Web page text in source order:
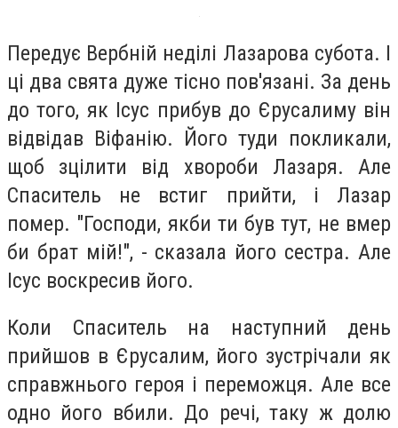
Передує Вербній неділі Лазарова субота. І
ці два свята дуже тісно пов'язані. За день
до того, як Ісус прибув до Єрусалиму він
відвідав Віфанію. Його туди покликали,
щоб зцілити від хвороби Лазаря. Але
Спаситель не встиг прийти, і Лазар
помер. "Господи, якби ти був тут, не вмер
би брат мій!", - сказала його сестра. Але
Ісус воскресив його.
Коли Спаситель на наступний день
прийшов в Єрусалим, його зустрічали як
справжнього героя і переможця. Але все
одно його вбили. До речі, таку ж долю